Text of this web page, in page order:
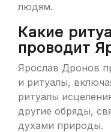
людям.
Какие
проводит
Ярослав Дронов
и ритуалы,
ритуалы
другие обряды,
духами природы.